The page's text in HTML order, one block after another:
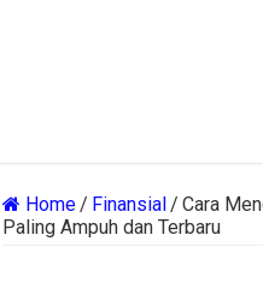
Home/ Finansial/ Cara
Paling Ampuh dan Terbaru